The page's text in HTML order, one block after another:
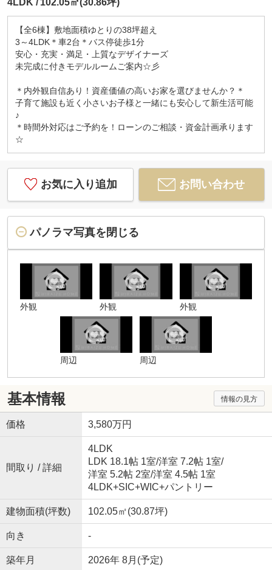
4LDK 102.05㎡(30.86坪)
【全6棟】敷地面積ゆとりの38坪超え
3～4LDK＊車2台＊バス停徒歩1分
安心・充実・満足・上質なデザイナーズ
未完成に付きモデルルームご案内☆彡
＊内外観自信あり！資産価値の高いお家を選びませんか？＊
子育て施設も近く小さいお子様と一緒にも安心して新生活可能
♪
＊時間外対応はご予約を！ローンのご相談・資金計画承ります
☆
お気に入り追加 お問い合わせ
パノラマ写真を閉じる
外観 外観 外観
周辺 周辺
基本情報 情報の見方
価格 3,580万円
間取り / 詳細
4LDK
LDK 18.1帖 1室/洋室 7.2帖 1室/
洋室 5.2帖 2室/洋室 4.5帖 1室
4LDK+SIC+WIC+パントリー
建物面積(坪数) 102.05㎡(30.87坪)
向き -
築年月 2026年 8月(予定)